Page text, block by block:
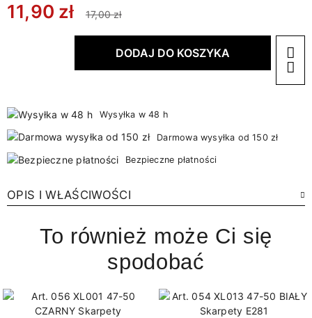
11,90 zł 17,00 zł
DODAJ DO KOSZYKA
Wysyłka w 48 h
Darmowa wysyłka od 150 zł
Bezpieczne płatności
OPIS I WŁAŚCIWOŚCI
To również może Ci się
spodobać